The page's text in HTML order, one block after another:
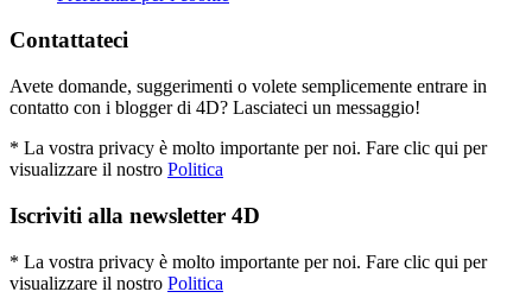
Contattateci
Avete domande, suggerimenti o volete semplicemente entrare in
contatto con i blogger di 4D? Lasciateci un messaggio!
* La vostra privacy è molto importante per noi. Fare clic qui per
visualizzare il nostro Politica
Iscriviti alla newsletter 4D
* La vostra privacy è molto importante per noi. Fare clic qui per
visualizzare il nostro Politica